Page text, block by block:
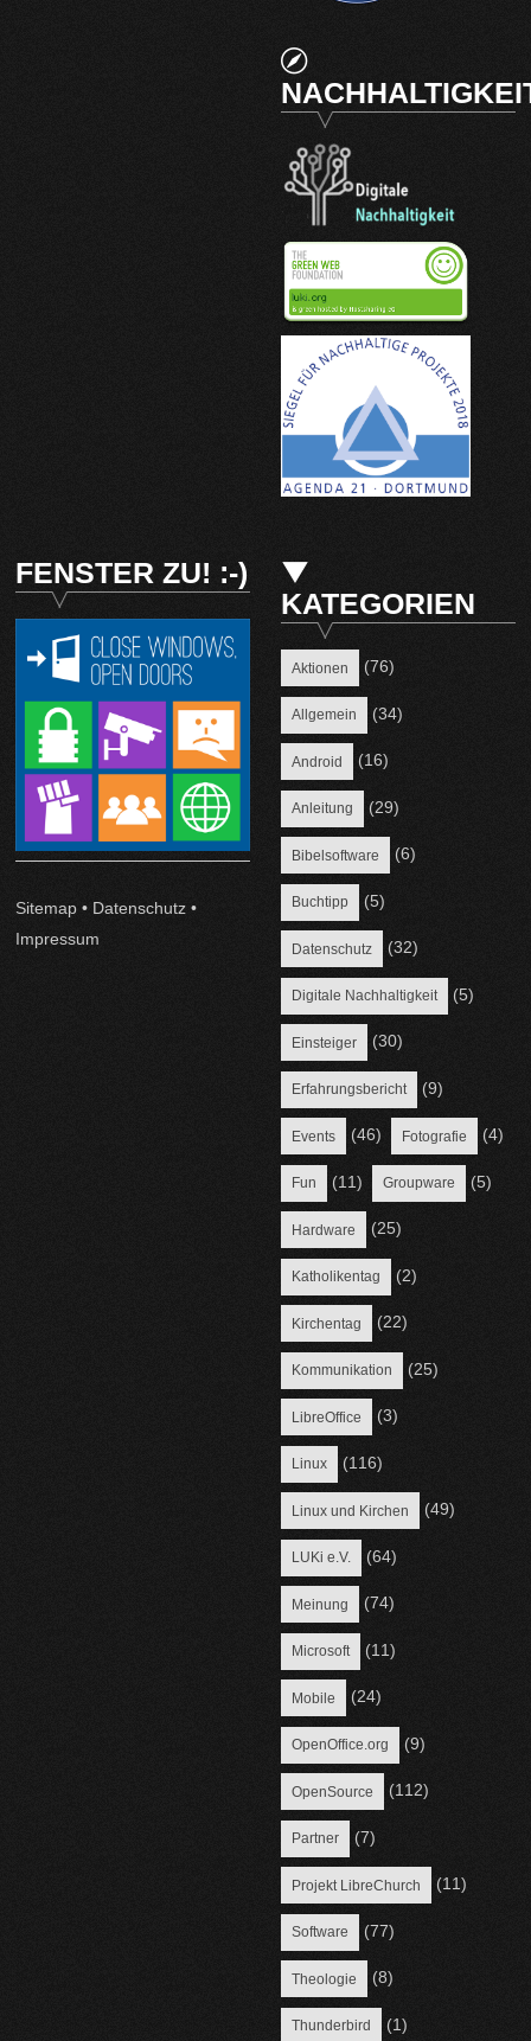
FENSTER ZU! :-)
Sitemap • Datenschutz •
Impressum
KATEGORIEN
Aktionen (76)
Allgemein (34)
Android (16)
Anleitung (29)
Bibelsoftware (6)
Buchtipp (5)
Datenschutz (32)
Digitale Nachhaltigkeit (5)
Einsteiger (30)
Erfahrungsbericht (9)
Events (46) Fotografie (4)
Fun (11) Groupware (5)
Hardware (25)
Katholikentag (2)
Kirchentag (22)
Kommunikation (25)
LibreOffice (3)
Linux (116)
Linux und Kirchen (49)
LUKi e.V. (64)
Meinung (74)
Microsoft (11)
Mobile (24)
OpenOffice.org (9)
OpenSource (112)
Partner (7)
Projekt LibreChurch (11)
Software (77)
Theologie (8)
Thunderbird (1)